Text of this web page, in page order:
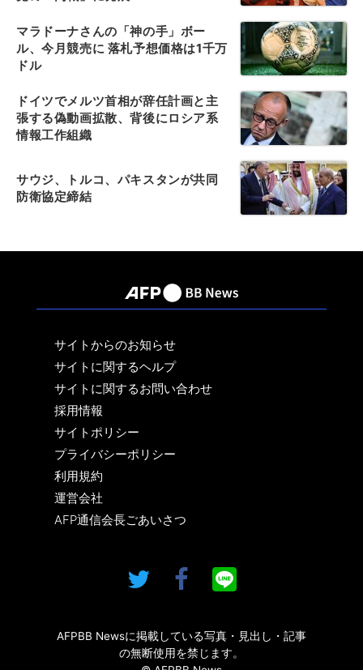
マラドーナさんの「神の手」ボー
ル、今月競売に 落札予想価格は1千万
ドル
ドイツでメルツ首相が辞任計画と主
張する偽動画拡散、背後にロシア系
情報工作組織
サウジ、トルコ、パキスタンが共同
防衛協定締結
サイトからのお知らせ
サイトに関するヘルプ
サイトに関するお問い合わせ
採用情報
サイトポリシー
プライバシーポリシー
利用規約
運営会社
AFP通信会長ごあいさつ
AFPBB Newsに掲載している写真・見出し・記事
の無断使用を禁じます。